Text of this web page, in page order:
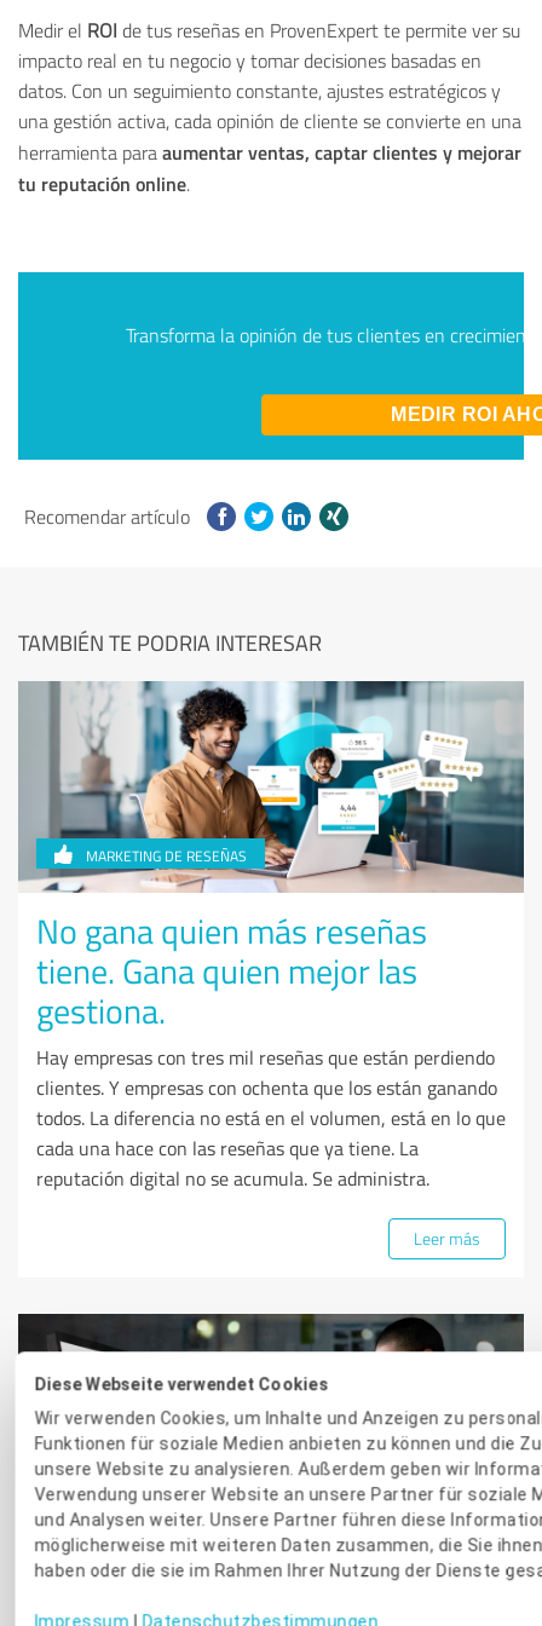
Diese Webseite verwendet Cookies
Wir verwenden Cookies, um Inhalte und Anzeigen zu
Funktionen für soziale Medien anbieten zu können und die
unsere Website zu analysieren. Außerdem geben wir
Verwendung unserer Website an unsere Partner für soziale
und Analysen weiter. Unsere Partner führen diese
möglicherweise mit weiteren Daten zusammen, die Sie
haben oder die sie im Rahmen Ihrer Nutzung der Dienste
Impressum | Datenschutzbestimmungen
Medir el ROI de tus reseñas en ProvenExpert te permite ver su
impacto real en tu negocio y tomar decisiones basadas en
datos. Con un seguimiento constante, ajustes estratégicos y
una gestión activa, cada opinión de cliente se convierte en una
herramienta paraaumentar ventas, captar clientes y mejorar
tu reputación online.
Transforma la opinión de tus clientes en crecimiento
MEDIR ROI
Recomendar artículo
TAMBIÉN TE PODRIA INTERESAR
MARKETING DE RESEÑAS
No gana quien más reseñas
tiene. Gana quien mejor las
gestiona.
Hay empresas con tres mil reseñas que están perdiendo
clientes. Y empresas con ochenta que los están ganando
todos. La diferencia no está en el volumen, está en lo que
cada una hace con las reseñas que ya tiene. La
reputación digital no se acumula. Se administra.
Leer más
MARKETING DE RESEÑAS
El sello de calidad: qué es, para
qué sirve y por qué aumenta tus